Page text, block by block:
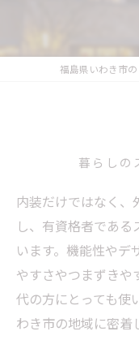
福島県いわき市
暮らしの
内装だけではなく、
し、有資格者であ
います。機能性やデ
やすさやつまずきや
代の方にとっても使
わき市の地域に密着